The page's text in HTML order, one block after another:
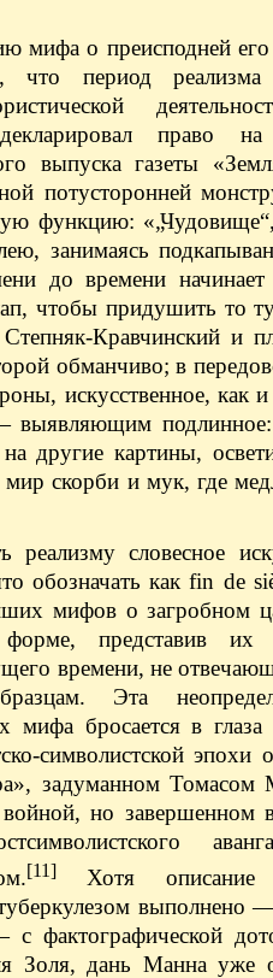
мифа о преисподней его
период реализма
декларировал право
выпуска газеты
потусторонней
функцию:
занимаясь
до времени начинает
чтобы придушить то
Кравчинский и
обманчиво; в
искусственное, как и
выявляющим
другие картины,
скорби и мук, где
реализму словесное
обозначать как fin de
мифов о загробном
форме, представив их
времени, не
Эта
мифа бросается в
символистской эпохи
задуманном
но завершенном
[11]Хотя описание
выполнено
фактографической
Золя, дань Манна уже